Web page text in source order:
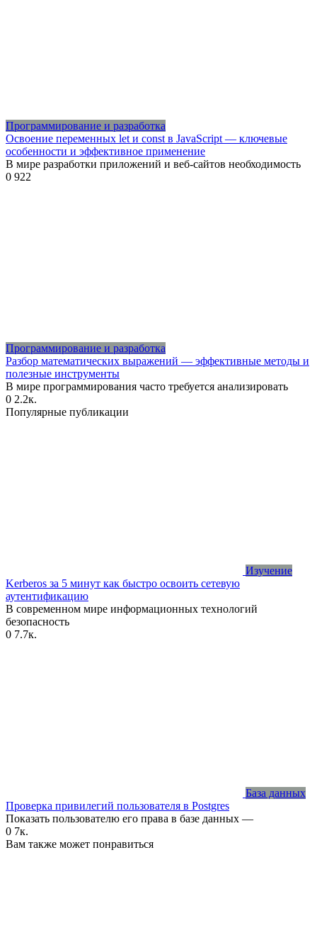
Программирование и разработка
Освоение переменных let и const в JavaScript — ключевые
особенности и эффективное применение
В мире разработки приложений и веб-сайтов необходимость
0 922
Программирование и разработка
Разбор математических выражений — эффективные методы и
полезные инструменты
В мире программирования часто требуется анализировать
0 2.2к.
Популярные публикации
Изучение
Kerberos за 5 минут как быстро освоить сетевую
аутентификацию
В современном мире информационных технологий
безопасность
0 7.7к.
База данных
Проверка привилегий пользователя в Postgres
Показать пользователю его права в базе данных —
0 7к.
Вам также может понравиться